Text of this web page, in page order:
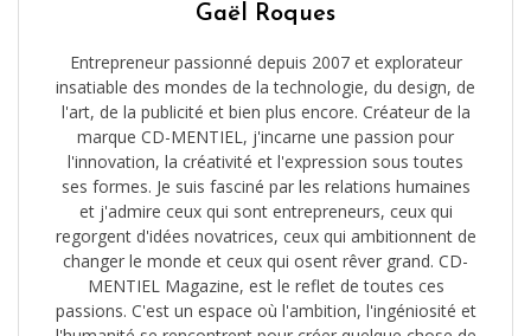
Gaël Roques
Entrepreneur passionné depuis 2007 et explorateur
insatiable des mondes de la technologie, du design, de
l'art, de la publicité et bien plus encore. Créateur de la
marque CD-MENTIEL, j'incarne une passion pour
l'innovation, la créativité et l'expression sous toutes
ses formes. Je suis fasciné par les relations humaines
et j'admire ceux qui sont entrepreneurs, ceux qui
regorgent d'idées novatrices, ceux qui ambitionnent de
changer le monde et ceux qui osent rêver grand. CD-
MENTIEL Magazine, est le reflet de toutes ces
passions. C'est un espace où l'ambition, l'ingéniosité et